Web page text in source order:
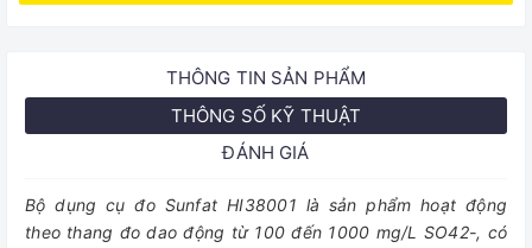
THÔNG TIN SẢN PHẨM
THÔNG SỐ KỸ THUẬT
ĐÁNH GIÁ
Bộ dụng cụ đo Sunfat HI38001 là sản phẩm hoạt động
theo thang đo dao động từ 100 đến 1000 mg/L SO42-, có